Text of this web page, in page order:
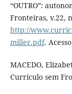
“OUTRO”:
Fronteiras, v.22,
http://
miller.pdf.
MACEDO,
Currículo sem